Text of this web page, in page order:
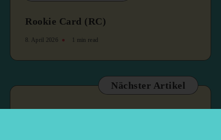
Rookie Card (RC)
8. April 2026 1 min read
Nächster Artikel